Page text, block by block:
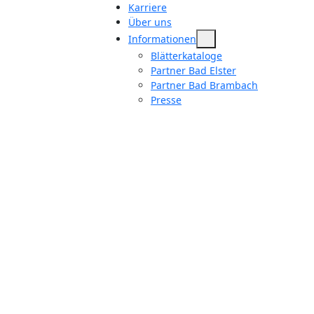
Karriere
Über uns
Informationen
Blätterkataloge
Partner Bad Elster
Partner Bad Brambach
Presse